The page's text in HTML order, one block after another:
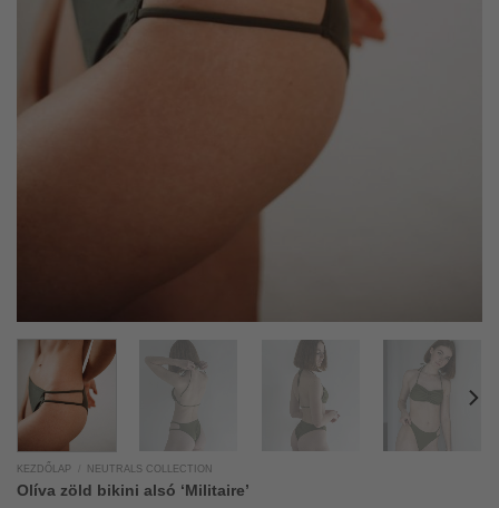
KEZDŐLAP NEUTRALS COLLECTION
Olíva zöld bikini alsó ‘Militaire’